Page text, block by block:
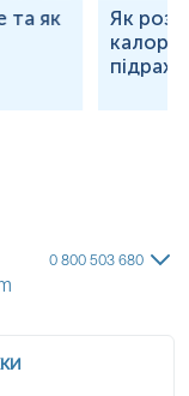
та як
Як
0 800 503 680